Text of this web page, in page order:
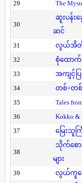
29 The
30
ဆူးပန်း
ဆင်
31 လွယ်အိတ်
32
စုံထောက်
33
အကျင့်ပ
34
တစ်+တစ်
35
Tales
36
Kokko &
37
မြေးသူက
38
သိုက်စော
များ
39 လွယ်ကူလ